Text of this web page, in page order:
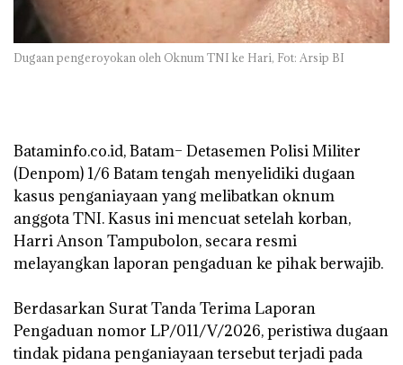
Dugaan pengeroyokan oleh Oknum TNI ke Hari, Fot: Arsip BI
‎Bataminfo.co.id, Batam– Detasemen Polisi Militer
(Denpom) 1/6 Batam tengah menyelidiki dugaan
kasus penganiayaan yang melibatkan oknum
anggota TNI. Kasus ini mencuat setelah korban,
Harri Anson Tampubolon, secara resmi
melayangkan laporan pengaduan ke pihak berwajib.
‎Berdasarkan Surat Tanda Terima Laporan
Pengaduan nomor LP/011/V/2026, peristiwa dugaan
tindak pidana penganiayaan tersebut terjadi pada